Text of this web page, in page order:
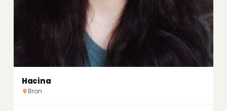
Hacina
Bron